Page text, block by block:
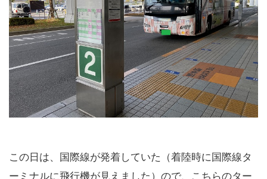
この日は、国際線が発着していた（着陸時に国際線タ
ーミナルに飛行機が見えました）ので、こちらのター